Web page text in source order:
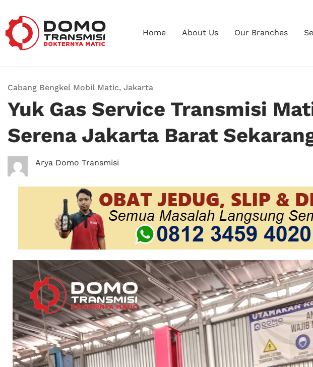
Home About Us Our Branches
Cabang Bengkel Mobil Matic, Jakarta
Yuk Gas Service Transmisi
Serena Jakarta Barat
Arya Domo Transmisi